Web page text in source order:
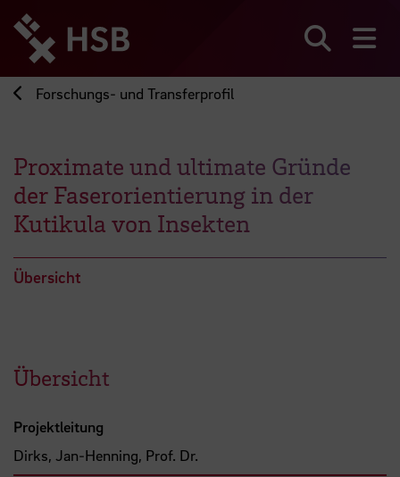
zum
Seiteninhalt
springen
Forschungs- und Transferprofil
Proximate und ultimate Gründe
der Faserorientierung in der
Kutikula von Insekten
Übersicht
Übersicht
Projektleitung
Dirks, Jan-Henning, Prof. Dr.